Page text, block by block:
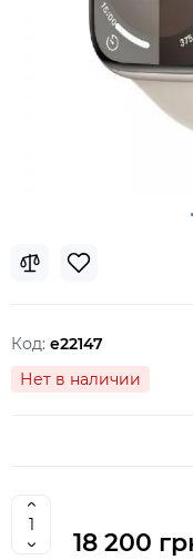
Код: e22147
Нет в наличии
18 200